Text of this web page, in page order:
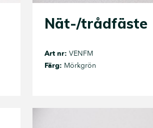
Nät-/trådfäste
Art nr: VENFM
Färg: Mörkgrön